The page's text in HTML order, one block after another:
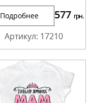
Подробнее 577 грн.
Артикул: 17210